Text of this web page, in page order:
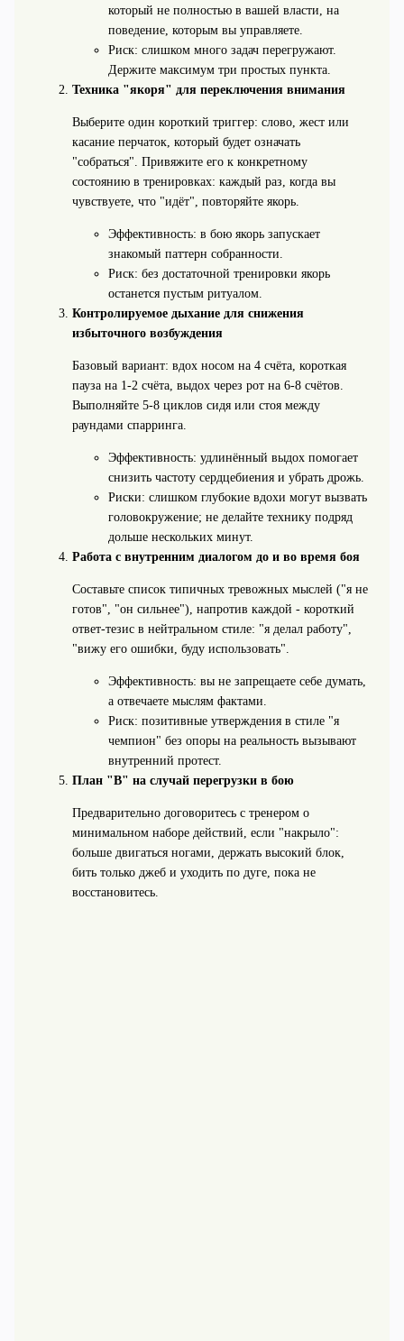
который не полностью в вашей власти, на
поведение, которым вы управляете.
Риск: слишком много задач перегружают.
Держите максимум три простых пункта.
Техника "якоря" для переключения внимания
Выберите один короткий триггер: слово, жест или
касание перчаток, который будет означать
"собраться". Привяжите его к конкретному
состоянию в тренировках: каждый раз, когда вы
чувствуете, что "идёт", повторяйте якорь.
Эффективность: в бою якорь запускает
знакомый паттерн собранности.
Риск: без достаточной тренировки якорь
останется пустым ритуалом.
Контролируемое дыхание для снижения
избыточного возбуждения
Базовый вариант: вдох носом на 4 счёта, короткая
пауза на 1-2 счёта, выдох через рот на 6-8 счётов.
Выполняйте 5-8 циклов сидя или стоя между
раундами спарринга.
Эффективность: удлинённый выдох помогает
снизить частоту сердцебиения и убрать дрожь.
Риски: слишком глубокие вдохи могут вызвать
головокружение; не делайте технику подряд
дольше нескольких минут.
Работа с внутренним диалогом до и во время боя
Составьте список типичных тревожных мыслей ("я не
готов", "он сильнее"), напротив каждой - короткий
ответ-тезис в нейтральном стиле: "я делал работу",
"вижу его ошибки, буду использовать".
Эффективность: вы не запрещаете себе думать,
а отвечаете мыслям фактами.
Риск: позитивные утверждения в стиле "я
чемпион" без опоры на реальность вызывают
внутренний протест.
План "B" на случай перегрузки в бою
Предварительно договоритесь с тренером о
минимальном наборе действий, если "накрыло":
больше двигаться ногами, держать высокий блок,
бить только джеб и уходить по дуге, пока не
восстановитесь.